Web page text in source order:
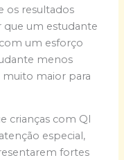
os resultados
que um estudante
um esforço
menos
maior para
crianças com QI
especial,
fortes